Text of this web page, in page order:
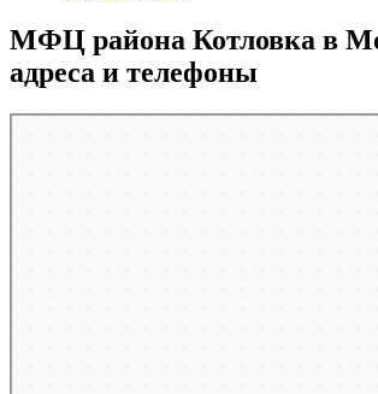
МФЦ района Котловка в
адреса и телефоны